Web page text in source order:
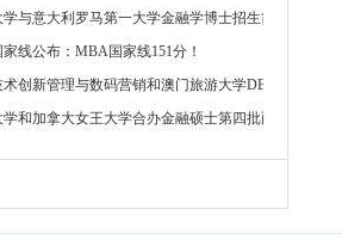
与意大利罗马第一大学金融学博士招生简章
家线公布：MBA国家线151分！
创新管理与数码营销和澳门旅游大学DBA招生简章（
和加拿大女王大学合办金融硕士第四批面试时间